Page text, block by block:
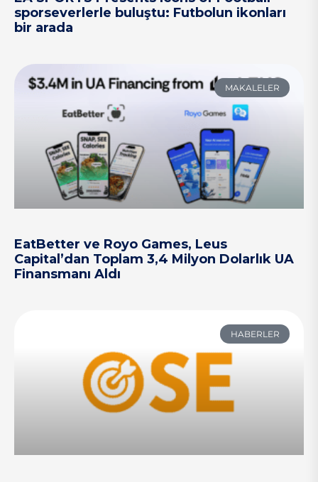
sporseverlerle buluştu: Futbolun ikonları
bir arada
MAKALELER
EatBetter ve Royo Games, Leus
Capital’dan Toplam 3,4 Milyon Dolarlık UA
Finansmanı Aldı
HABERLER